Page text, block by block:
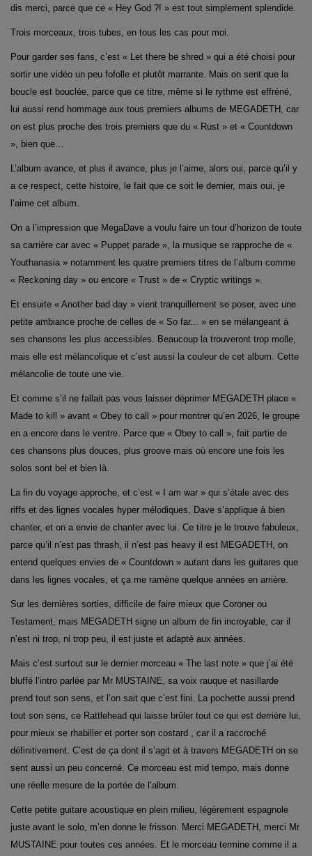
dis merci, parce que ce « Hey God ?! » est tout simplement splendide.
Trois morceaux, trois tubes, en tous les cas pour moi.
Pour garder ses fans, c’est « Let there be shred » qui a été choisi pour
sortir une vidéo un peu fofolle et plutôt marrante. Mais on sent que la
boucle est bouclée, parce que ce titre, même si le rythme est effréné,
lui aussi rend hommage aux tous premiers albums de MEGADETH, car
on est plus proche des trois premiers que du « Rust » et « Countdown
», bien que…
L’album avance, et plus il avance, plus je l’aime, alors oui, parce qu’il y
a ce respect, cette histoire, le fait que ce soit le dernier, mais oui, je
l’aime cet album.
On a l’impression que MegaDave a voulu faire un tour d’horizon de toute
sa carrière car avec « Puppet parade », la musique se rapproche de «
Youthanasia » notamment les quatre premiers titres de l’album comme
« Reckoning day » ou encore « Trust » de « Cryptic writings ».
Et ensuite « Another bad day » vient tranquillement se poser, avec une
petite ambiance proche de celles de « So far... » en se mélangeant à
ses chansons les plus accessibles. Beaucoup la trouveront trop molle,
mais elle est mélancolique et c’est aussi la couleur de cet album. Cette
mélancolie de toute une vie.
Et comme s’il ne fallait pas vous laisser déprimer MEGADETH place «
Made to kill » avant « Obey to call » pour montrer qu’en 2026, le groupe
en a encore dans le ventre. Parce que « Obey to call », fait partie de
ces chansons plus douces, plus groove mais où encore une fois les
solos sont bel et bien là.
La fin du voyage approche, et c’est « I am war » qui s’étale avec des
riffs et des lignes vocales hyper mélodiques, Dave s’applique à bien
chanter, et on a envie de chanter avec lui. Ce titre je le trouve fabuleux,
parce qu’il n’est pas thrash, il n’est pas heavy il est MEGADETH, on
entend quelques envies de « Countdown » autant dans les guitares que
dans les lignes vocales, et ça me ramène quelque années en arrière.
Sur les dernières sorties, difficile de faire mieux que Coroner ou
Testament, mais MEGADETH signe un album de fin incroyable, car il
n’est ni trop, ni trop peu, il est juste et adapté aux années.
Mais c’est surtout sur le dernier morceau « The last note » que j’ai été
bluffé l’intro parlée par Mr MUSTAINE, sa voix rauque et nasillarde
prend tout son sens, et l’on sait que c’est fini. La pochette aussi prend
tout son sens, ce Rattlehead qui laisse brûler tout ce qui est derrière lui,
pour mieux se rhabiller et porter son costard , car il a raccroché
définitivement. C’est de ça dont il s’agit et à travers MEGADETH on se
sent aussi un peu concerné. Ce morceau est mid tempo, mais donne
une réelle mesure de la portée de l’album.
Cette petite guitare acoustique en plein milieu, légèrement espagnole
juste avant le solo, m’en donne le frisson. Merci MEGADETH, merci Mr
MUSTAINE pour toutes ces années. Et le morceau termine comme il a